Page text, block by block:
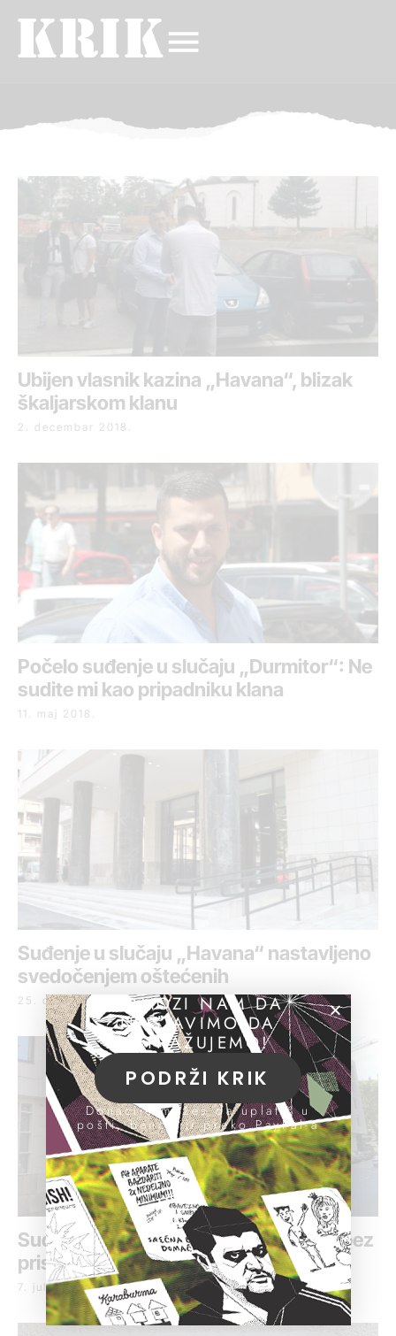
Ubijen vlasnik kazina „Havana“, blizak
škaljarskom klanu
2. decembar 2018.
Počelo suđenje u slučaju „Durmitor“: Ne
sudite mi kao pripadniku klana
11. maj 2018.
Suđenje u slučaju „Havana“ nastavljeno
svedočenjem oštećenih
25. oktobar 2017.
Suđenje vlasniku „Havane“ održano bez
prisustva medija
7. jul 2017.
POMOZI NAM DA
NASTAVIMO DA
ISTRAŽUJEMO!
PODRŽI KRIK
Donacije možeš da uplatiš u
pošti, banci ili preko PayPal-a